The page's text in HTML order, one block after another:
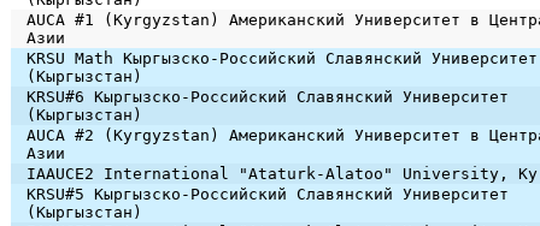
AUCA #1 (Kyrgyzstan) Американский Университет в
Азии
KRSU Math Кыргызско-Российский Славянский Университет
(Кыргызстан)
KRSU#6 Кыргызско-Российский Славянский Университет
(Кыргызстан)
AUCA #2 (Kyrgyzstan) Американский Университет в
Азии
IAAUCE2 International "Ataturk-Alatoo" University,
KRSU#5 Кыргызско-Российский Славянский Университет
(Кыргызстан)